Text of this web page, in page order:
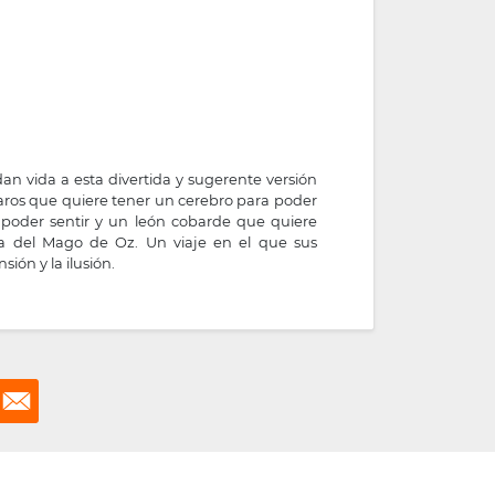
vida a esta divertida y sugerente versión
que quiere tener un cerebro para poder
sentir y un león cobarde que quiere
del Mago de Oz. Un viaje en el que sus
y la ilusión.